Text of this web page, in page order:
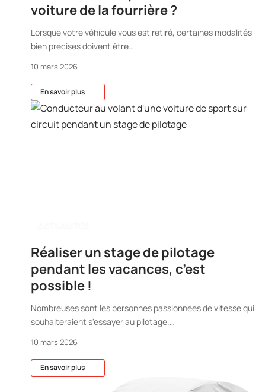
voiture de la fourrière ?
Lorsque votre véhicule vous est retiré, certaines modalités
bien précises doivent être…
10 mars 2026
En savoir plus
Réaliser un stage de pilotage
pendant les vacances, c’est
possible !
Nombreuses sont les personnes passionnées de vitesse qui
souhaiteraient s'essayer au pilotage.…
10 mars 2026
En savoir plus